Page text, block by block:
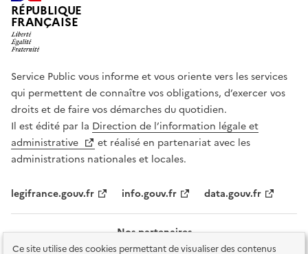
Ce site utilise des cookies permettant de visualiser des contenus
RÉPUBLIQUE
FRANÇAISE
Service Public vous informe et vous oriente vers les services
qui permettent de connaître vos obligations, d’exercer vos
droits et de faire vos démarches du quotidien.
Il est édité par la Direction de l’information légale et
administrative
et réalisé en partenariat avec les
administrations nationales et locales.
legifrance.gouv.fr info.gouv.fr data.gouv.fr
Nos partenaires